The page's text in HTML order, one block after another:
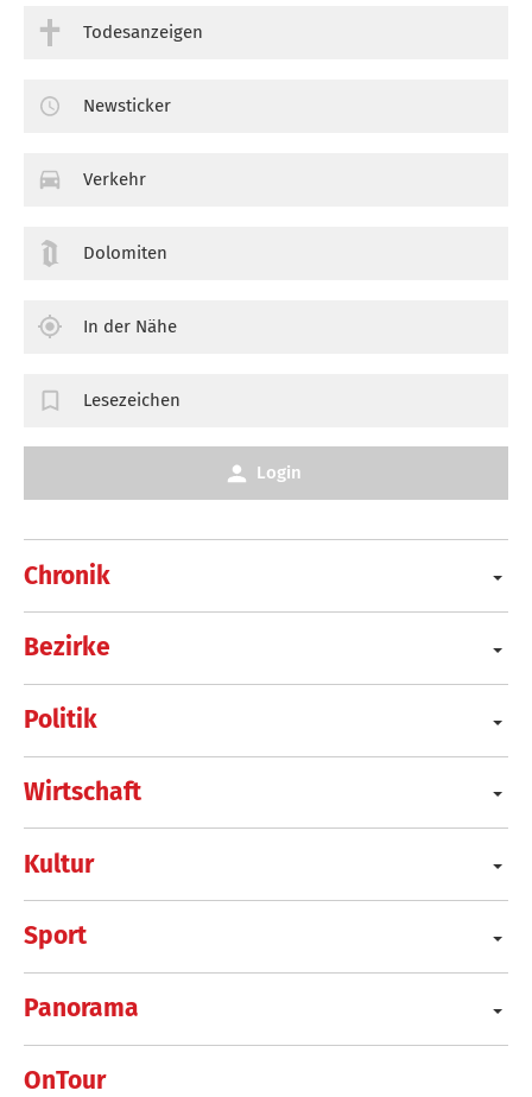
Chronik
Bezirke
Politik
Wirtschaft
Kultur
Sport
Panorama
OnTour
Todesanzeigen
Newsticker
Verkehr
Dolomiten
In der Nähe
Lesezeichen
Login